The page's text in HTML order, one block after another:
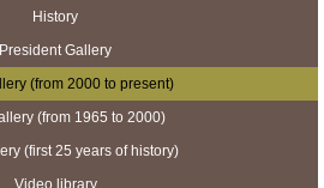
History
President Gallery
(from 2000 to present)
(from 1965 to 2000)
(first 25 years of history)
Video library